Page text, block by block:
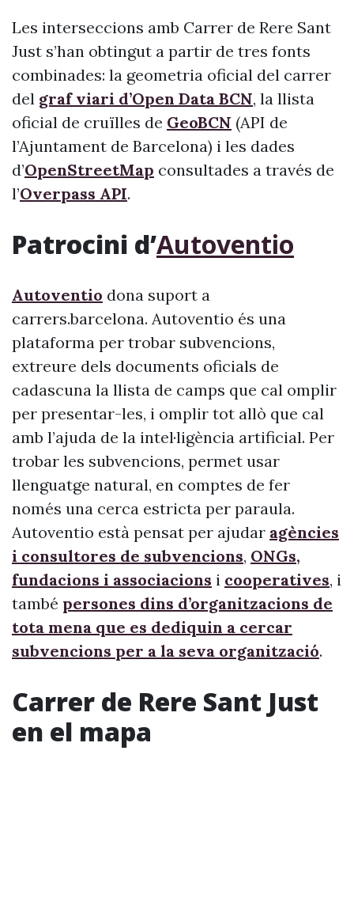
Les interseccions amb Carrer de Rere Sant
Just s’han obtingut a partir de tres fonts
combinades: la geometria oficial del carrer
del graf viari d’Open Data BCN, la llista
oficial de cruïlles de GeoBCN (API de
l’Ajuntament de Barcelona) i les dades
d’OpenStreetMap consultades a través de
l’Overpass API.
Patrocini d’Autoventio
Autoventio dona suport a
carrers.barcelona. Autoventio és una
plataforma per trobar subvencions,
extreure dels documents oficials de
cadascuna la llista de camps que cal omplir
per presentar-les, i omplir tot allò que cal
amb l’ajuda de la intel·ligència artificial. Per
trobar les subvencions, permet usar
llenguatge natural, en comptes de fer
només una cerca estricta per paraula.
Autoventio està pensat per ajudar agències
i consultores de subvencions, ONGs,
fundacions i associacions i cooperatives, i
també persones dins d’organitzacions de
tota mena que es dediquin a cercar
subvencions per a la seva organització.
Carrer de Rere Sant Just
en el mapa